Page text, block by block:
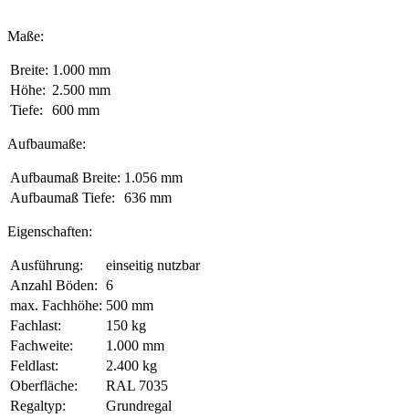
Maße:
Breite: 1.000 mm
Höhe: 2.500 mm
Tiefe:
600 mm
Aufbaumaße:
Aufbaumaß Breite: 1.056 mm
Aufbaumaß Tiefe:
636 mm
Eigenschaften:
Ausführung:
einseitig nutzbar
Anzahl Böden: 6
max. Fachhöhe: 500 mm
Fachlast:
150 kg
Fachweite:
1.000 mm
Feldlast:
2.400 kg
Oberfläche:
RAL 7035
Regaltyp:
Grundregal